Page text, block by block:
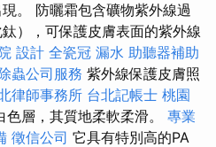
。 防曬霜包含礦物紫外線過
），可保護皮膚表面的紫外線
設計 全瓷冠 漏水 助聽器補助
蟲公司服務 紫外線保護皮膚照
律師事務所 台北記帳士 桃園
層，其質地柔軟柔滑。 專業
徵信公司 它具有特別高的PA